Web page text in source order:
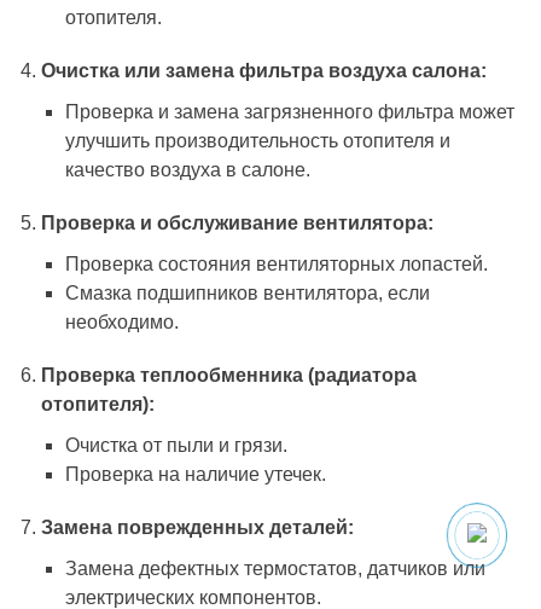
отопителя.
Очистка или замена фильтра воздуха салона:
Проверка и замена загрязненного фильтра может
улучшить производительность отопителя и
качество воздуха в салоне.
Проверка и обслуживание вентилятора:
Проверка состояния вентиляторных лопастей.
Смазка подшипников вентилятора, если
необходимо.
Проверка теплообменника (радиатора
отопителя):
Очистка от пыли и грязи.
Проверка на наличие утечек.
Замена поврежденных деталей:
Замена дефектных термостатов, датчиков или
электрических компонентов.